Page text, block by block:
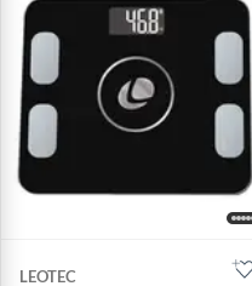
LEOTEC